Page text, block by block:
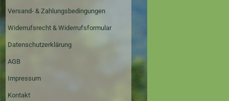
Versand- & Zahlungsbedingungen
Widerrufsrecht & Widerrufsformular
Datenschutzerklärung
AGB
Impressum
Kontakt